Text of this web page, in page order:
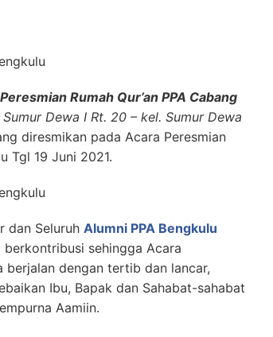
Peresmian Rumah Qur’an PPA Cabang
Dewa I Rt. 20 – kel. Sumur Dewa
diresmikan pada Acara Peresmian
Tgl 19 Juni 2021.
dan Seluruh Alumni PPA Bengkulu
sehingga Acara
berjalan dengan tertib dan lancar,
Ibu, Bapak dan Sahabat-sahabat
Aamiin.